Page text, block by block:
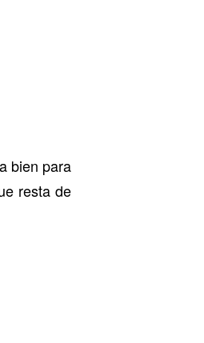
bien para
resta de